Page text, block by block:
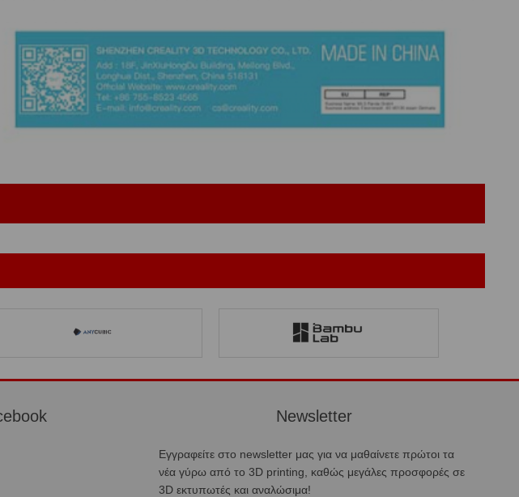
Newsletter
Εγγραφείτε στο newsletter μας για να μαθαίνετε πρώτοι τα
νέα γύρω από το 3D printing, καθώς μεγάλες προσφορές σε
3D εκτυπωτές και αναλώσιμα!